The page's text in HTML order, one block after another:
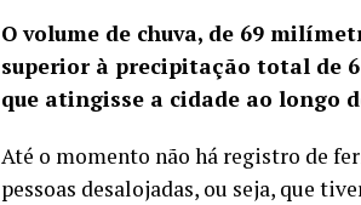
O volume de chuva, de 69
superior à precipitação total de
que atingisse a cidade ao longo
Até o momento não há registro de
pessoas desalojadas, ou seja, que